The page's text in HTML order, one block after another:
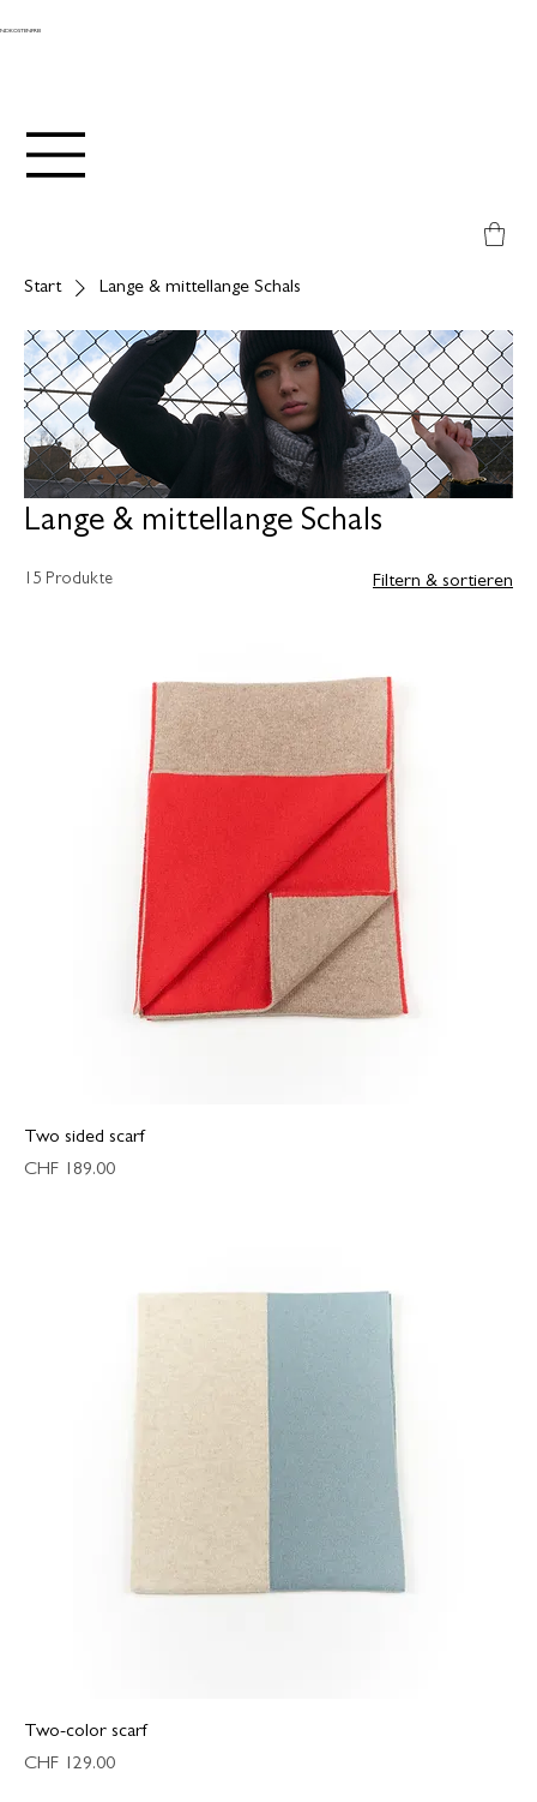
Start Lange & mittellange Schals
Lange & mittellange Schals
15 Produkte Filtern & sortieren
Two sided scarf
Preis
CHF 189.00
Two-color scarf
Preis
CHF 129.00